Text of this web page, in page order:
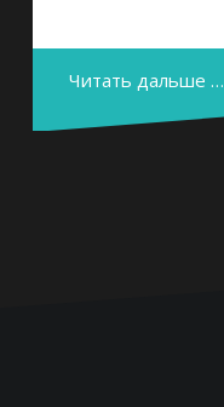
Читать дальше …